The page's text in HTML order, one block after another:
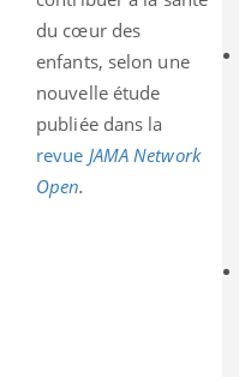
du cœur des
enfants, selon une
nouvelle étude
publiée dans la
revue JAMA Network
Open.